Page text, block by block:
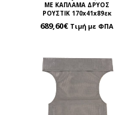
ΜΕ ΚΑΠΛΑΜΑ ΔΡΥΟΣ
ΡΟΥΣΤΙΚ 170x41x89εκ
689,60€ Τιμή με ΦΠΑ